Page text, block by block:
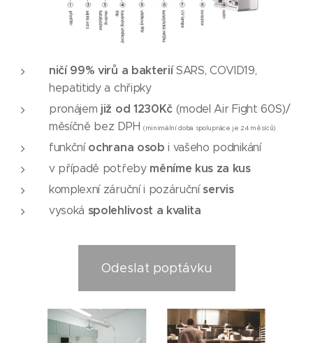
ničí 99% virů a bakteriíSARS, COVID19,
hepatitidy a chřipky
pronájem již od 1230Kč(model Air Fight 60S)/
měsíčně bez DPH (minimální doba spolupráce je 24 měsíců)
funkční ochrana osob i vašeho podnikání
v případě potřeby měníme kus za kus
komplexní záruční i pozáručníservis
vysoká spolehlivost a kvalita
Odeslat poptávku